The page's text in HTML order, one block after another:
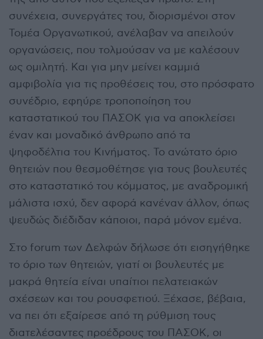
συνέχεια, συνεργάτες του, διορισμένοι στον
Τομέα Οργανωτικού, ανέλαβαν να απειλούν
οργανώσεις, που τολμούσαν να με καλέσουν
ως ομιλητή. Και για μην μείνει καμμιά
αμφιβολία για τις προθέσεις του, στο πρόσφατο
συνέδριο, εφηύρε τροποποίηση του
καταστατικού του ΠΑΣΟΚ για να αποκλείσει
έναν και μοναδικό άνθρωπο από τα
ψηφοδέλτια του Κινήματος. Το ανώτατο όριο
θητειών που θεσμοθέτησε για τους βουλευτές
στο καταστατικό του κόμματος, με αναδρομική
μάλιστα ισχύ, δεν αφορά κανέναν άλλον, όπως
ψευδώς διέδιδαν κάποιοι, παρά μόνον εμένα.
Στο forum των Δελφών δήλωσε ότι εισηγήθηκε
το όριο των θητειών, γιατί οι βουλευτές με
μακρά θητεία είναι υπαίτιοι πελατειακών
σχέσεων και του ρουσφετιού. Ξέχασε, βέβαια,
να πει ότι εξαίρεσε από τη ρύθμιση τους
διατελέσαντες προέδρους του ΠΑΣΟΚ, οι